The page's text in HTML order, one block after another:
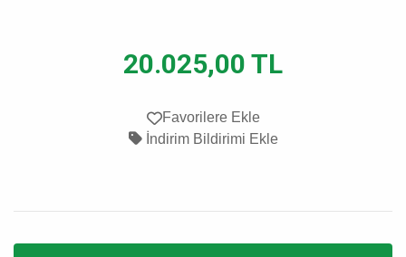
20.025,00 TL
Favorilere Ekle
İndirim Bildirimi Ekle